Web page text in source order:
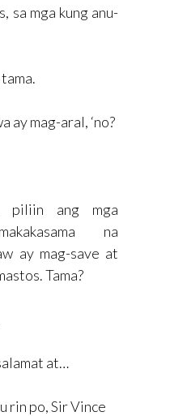
sa mga kung anu-
ay mag-aral, ‘no?
piliin ang mga
na
ay mag-save at
Tama?
at…
rin po, Sir Vince